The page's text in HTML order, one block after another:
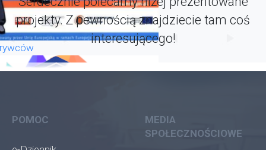
projekty. Z pewnością znajdziecie tam coś
interesującego!
POMOC
MEDIA
SPOŁECZNOŚCIOWE